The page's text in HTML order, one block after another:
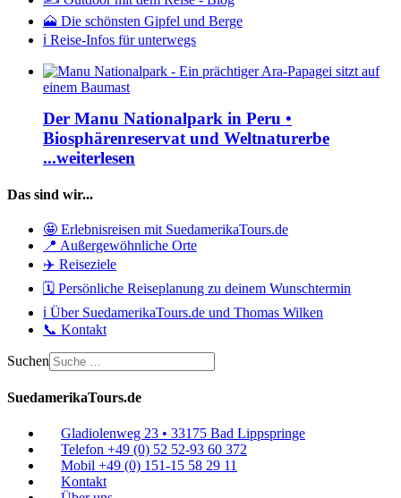
🗻 Die schönsten Gipfel und Berge
ℹ️ Reise-Infos für unterwegs
Der Manu Nationalpark in Peru •
Biosphärenreservat und Weltnaturerbe
...weiterlesen
Das sind wir...
🤩 Erlebnisreisen mit SuedamerikaTours.de
📍 Außergewöhnliche Orte
✈️ Reiseziele
🗓️ Persönliche Reiseplanung zu deinem Wunschtermin
ℹ️ Über SuedamerikaTours.de und Thomas Wilken
📞 Kontakt
Suchen
SuedamerikaTours.de
Gladiolenweg 23 • 33175 Bad Lippspringe
Telefon +49 (0) 52 52-93 60 372
Mobil +49 (0) 151-15 58 29 11
Kontakt